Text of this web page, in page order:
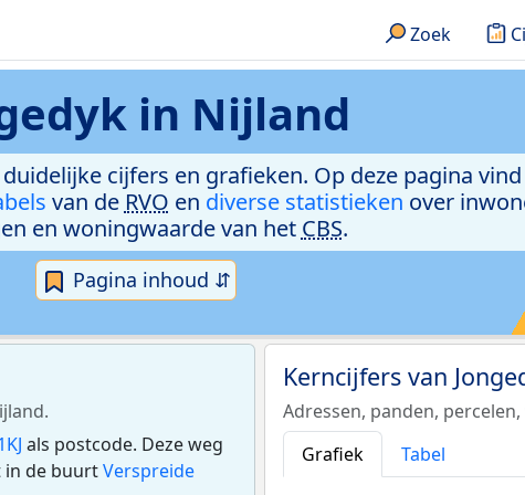
Zoek
in Nijland
cijfers en grafieken. Op deze pagina
van de RVO en diverse statistieken over
en woningwaarde van het CBS.
Pagina inhoud ⇵
als postcode. Deze weg
in de buurtVerspreide
Kerncijfers van
Adressen, panden,
Grafiek
Tabel